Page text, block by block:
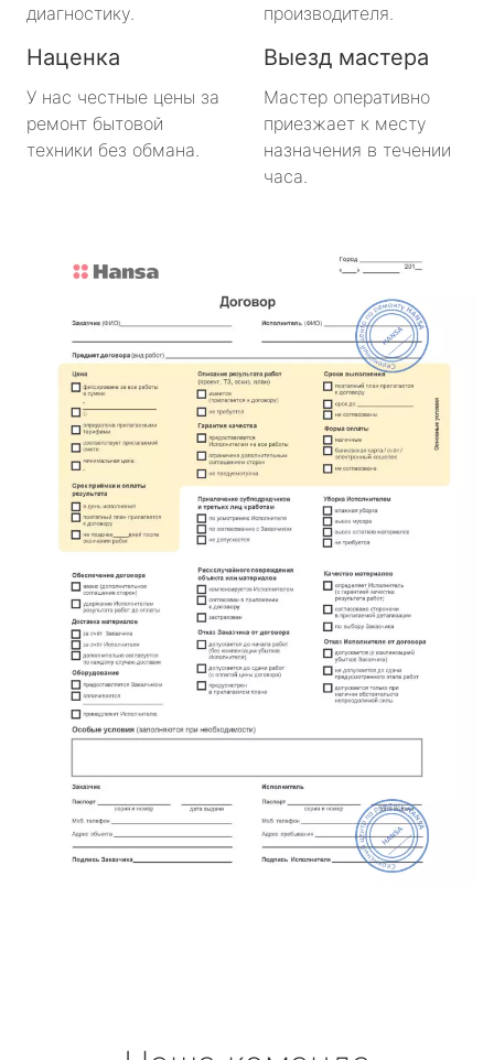
диагностику.
производителя.
Наценка
У нас честные цены за
ремонт бытовой
техники без обмана.
Выезд мастера
Мастер оперативно
приезжает к месту
назначения в течении
часа.